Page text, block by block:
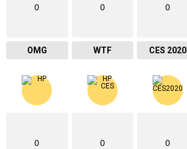
0
OMG
0
WTF
0
CES 2020
0 0 0